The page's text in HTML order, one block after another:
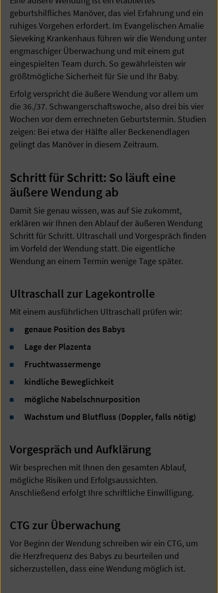
geburtshilfliches Manöver, das viel Erfahrung und ein
ruhiges Vorgehen erfordert. Im Evangelischen Amalie
Sieveking Krankenhaus führen wir die Wendung unter
engmaschiger Überwachung und mit einem gut
eingespielten Team durch. So gewährleisten wir
größtmögliche Sicherheit für Sie und Ihr Baby.
Erfolg verspricht die äußere Wendung vor allem um
die 36./37. Schwangerschaftswoche, also drei bis vier
Wochen vor dem errechneten Geburtstermin. Studien
zeigen: Bei etwa der Hälfte aller Beckenendlagen
gelingt das Manöver in diesem Zeitraum.
Schritt für Schritt: So läuft eine
äußere Wendung ab
Damit Sie genau wissen, was auf Sie zukommt,
erklären wir Ihnen den Ablauf der äußeren Wendung
Schritt für Schritt. Ultraschall und Vorgespräch finden
im Vorfeld der Wendung statt. Die eigentliche
Wendung an einem Termin wenige Tage später.
Ultraschall zur Lagekontrolle
Mit einem ausführlichen Ultraschall prüfen wir:
genaue Position des Babys
Lage der Plazenta
Fruchtwassermenge
kindliche Beweglichkeit
mögliche Nabelschnurposition
Wachstum und Blutfluss (Doppler, falls nötig)
Vorgespräch und Aufklärung
Wir besprechen mit Ihnen den gesamten Ablauf,
mögliche Risiken und Erfolgsaussichten.
Anschließend erfolgt Ihre schriftliche Einwilligung.
CTG zur Überwachung
Vor Beginn der Wendung schreiben wir ein CTG, um
die Herzfrequenz des Babys zu beurteilen und
sicherzustellen, dass eine Wendung möglich ist.